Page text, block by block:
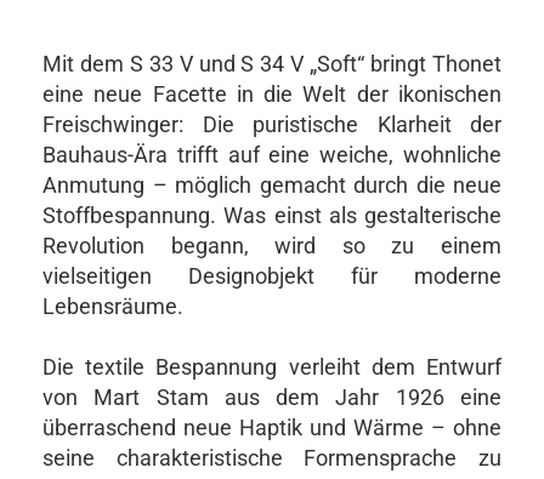
Mit dem S 33 V und S 34 V „Soft“ bringt Thonet
eine neue Facette in die Welt der ikonischen
Freischwinger: Die puristische Klarheit der
Bauhaus-Ära trifft auf eine weiche, wohnliche
Anmutung – möglich gemacht durch die neue
Stoffbespannung. Was einst als gestalterische
Revolution begann, wird so zu einem
vielseitigen Designobjekt für moderne
Lebensräume.
Die textile Bespannung verleiht dem Entwurf
von Mart Stam aus dem Jahr 1926 eine
überraschend neue Haptik und Wärme – ohne
seine charakteristische Formensprache zu